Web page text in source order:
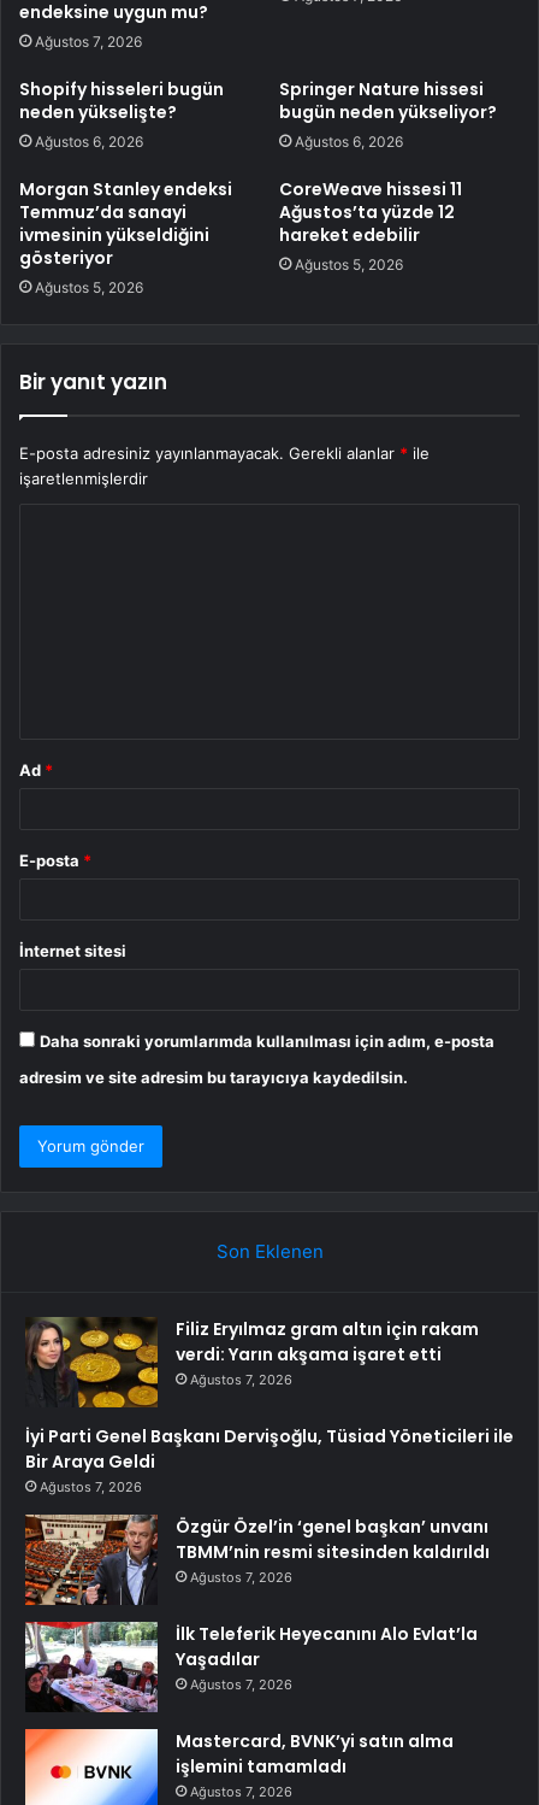
endeksine uygun mu?
Ağustos 7, 2026
Shopify hisseleri bugün
neden yükselişte?
Ağustos 6, 2026
Springer Nature hissesi
bugün neden yükseliyor?
Ağustos 6, 2026
Morgan Stanley endeksi
Temmuz’da sanayi
ivmesinin yükseldiğini
gösteriyor
Ağustos 5, 2026
CoreWeave hissesi 11
Ağustos’ta yüzde 12
hareket edebilir
Ağustos 5, 2026
Bir yanıt yazın
E-posta adresiniz yayınlanmayacak. Gerekli alanlar * ile
işaretlenmişlerdir
Ad *
E-posta *
İnternet sitesi
Daha sonraki yorumlarımda kullanılması için adım, e-posta
adresim ve site adresim bu tarayıcıya kaydedilsin.
Son Eklenen
Filiz Eryılmaz gram altın için rakam
verdi: Yarın akşama işaret etti
Ağustos 7, 2026
İyi Parti Genel Başkanı Dervişoğlu, Tüsiad Yöneticileri ile
Bir Araya Geldi
Ağustos 7, 2026
Özgür Özel’in ‘genel başkan’ unvanı
TBMM’nin resmi sitesinden kaldırıldı
Ağustos 7, 2026
İlk Teleferik Heyecanını Alo Evlat’la
Yaşadılar
Ağustos 7, 2026
Mastercard, BVNK’yi satın alma
işlemini tamamladı
Ağustos 7, 2026